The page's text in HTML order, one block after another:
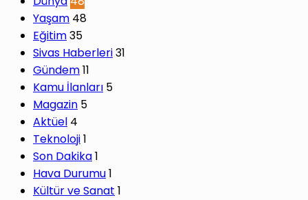
Yaşam 48
Eğitim35
Sivas Haberleri31
Gündem11
Kamu İlanları 5
Magazin 5
Aktüel 4
Teknoloji1
Son Dakika1
Hava Durumu1
Kültür ve Sanat 1